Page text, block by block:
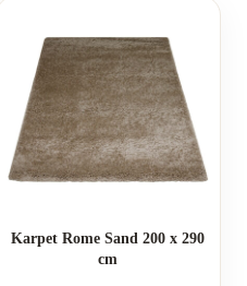
Karpet Rome Sand 200 x 290
cm